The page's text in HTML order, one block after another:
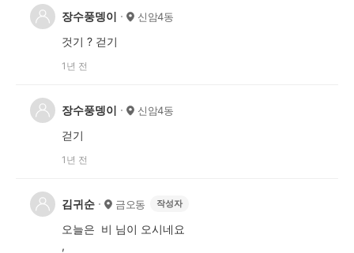
장수풍뎅이 신암4동
것기 ? 걷기
1년 전
장수풍뎅이 신암4동
걷기
1년 전
김귀순 금오동 작성자
오늘은 비 님이 오시네요
,